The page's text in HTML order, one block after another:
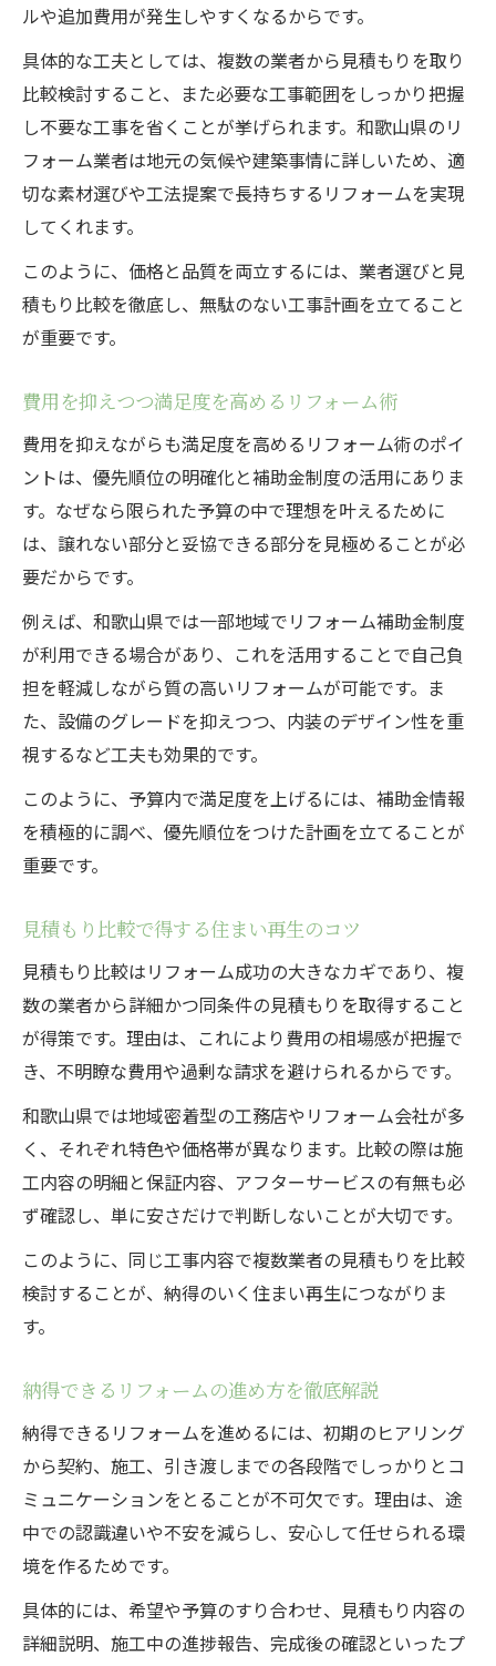
ルや追加費用が発生しやすくなるからです。
具体的な工夫としては、複数の業者から見積もりを取り
比較検討すること、また必要な工事範囲をしっかり把握
し不要な工事を省くことが挙げられます。和歌山県のリ
フォーム業者は地元の気候や建築事情に詳しいため、適
切な素材選びや工法提案で長持ちするリフォームを実現
してくれます。
このように、価格と品質を両立するには、業者選びと見
積もり比較を徹底し、無駄のない工事計画を立てること
が重要です。
費用を抑えつつ満足度を高めるリフォーム術
費用を抑えながらも満足度を高めるリフォーム術のポイ
ントは、優先順位の明確化と補助金制度の活用にありま
す。なぜなら限られた予算の中で理想を叶えるために
は、譲れない部分と妥協できる部分を見極めることが必
要だからです。
例えば、和歌山県では一部地域でリフォーム補助金制度
が利用できる場合があり、これを活用することで自己負
担を軽減しながら質の高いリフォームが可能です。ま
た、設備のグレードを抑えつつ、内装のデザイン性を重
視するなど工夫も効果的です。
このように、予算内で満足度を上げるには、補助金情報
を積極的に調べ、優先順位をつけた計画を立てることが
重要です。
見積もり比較で得する住まい再生のコツ
見積もり比較はリフォーム成功の大きなカギであり、複
数の業者から詳細かつ同条件の見積もりを取得すること
が得策です。理由は、これにより費用の相場感が把握で
き、不明瞭な費用や過剰な請求を避けられるからです。
和歌山県では地域密着型の工務店やリフォーム会社が多
く、それぞれ特色や価格帯が異なります。比較の際は施
工内容の明細と保証内容、アフターサービスの有無も必
ず確認し、単に安さだけで判断しないことが大切です。
このように、同じ工事内容で複数業者の見積もりを比較
検討することが、納得のいく住まい再生につながりま
す。
納得できるリフォームの進め方を徹底解説
納得できるリフォームを進めるには、初期のヒアリング
から契約、施工、引き渡しまでの各段階でしっかりとコ
ミュニケーションをとることが不可欠です。理由は、途
中での認識違いや不安を減らし、安心して任せられる環
境を作るためです。
具体的には、希望や予算のすり合わせ、見積もり内容の
詳細説明、施工中の進捗報告、完成後の確認といったプ